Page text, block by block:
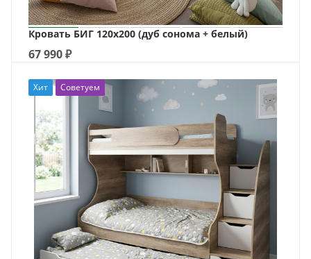
Кровать БИГ 120х200 (дуб сонома + белый)
67 990₽
Хит Советуем